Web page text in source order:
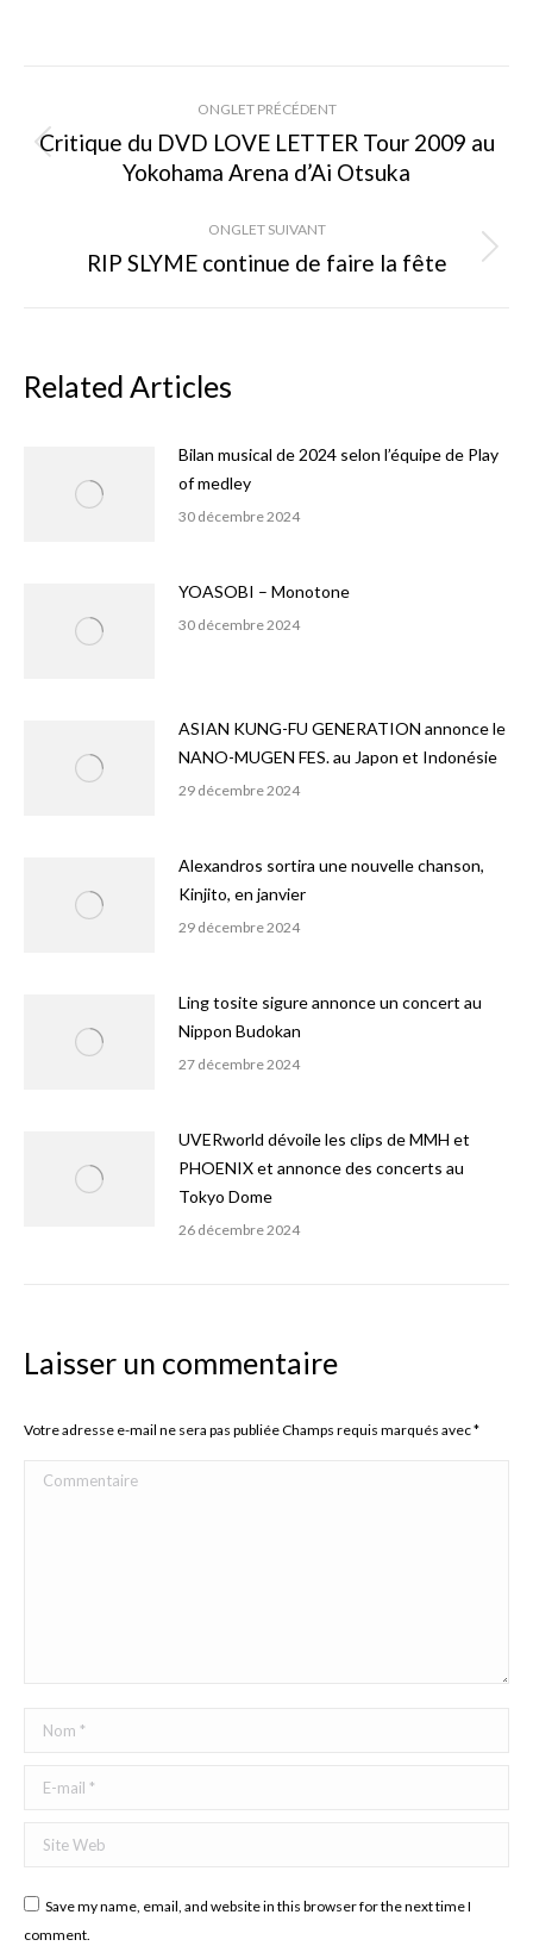
de
commentaire
ONGLET PRÉCÉDENT
Onglet
précédent
Critique du DVD LOVE LETTER Tour 2009 au
Yokohama Arena d’Ai Otsuka
ONGLET SUIVANT
Onglet
RIP SLYME continue de faire la fête
Related Articles
Bilan musical de 2024 selon l’équipe de Play
of medley
30 décembre 2024
YOASOBI – Monotone
30 décembre 2024
ASIAN KUNG-FU GENERATION annonce le
NANO-MUGEN FES. au Japon et Indonésie
29 décembre 2024
Alexandros sortira une nouvelle chanson,
Kinjito, en janvier
29 décembre 2024
Ling tosite sigure annonce un concert au
Nippon Budokan
27 décembre 2024
UVERworld dévoile les clips de MMH et
PHOENIX et annonce des concerts au
Tokyo Dome
26 décembre 2024
Laisser un commentaire
Votre adresse e-mail ne sera pas publiée Champs requis marqués avec*
Commentaire
Nom *
E-mail *
Site Web
Save my name, email, and website in this browser for the next time I
comment.